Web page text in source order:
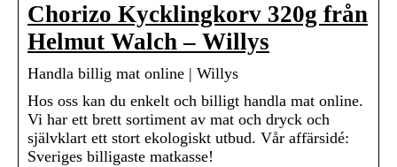
Chorizo Kycklingkorv 320g från
Helmut Walch – Willys
Handla billig mat online | Willys
Hos oss kan du enkelt och billigt handla mat online.
Vi har ett brett sortiment av mat och dryck och
självklart ett stort ekologiskt utbud. Vår affärsidé:
Sveriges billigaste matkasse!